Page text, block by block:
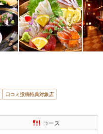
口コミ投稿特典対象店
コース